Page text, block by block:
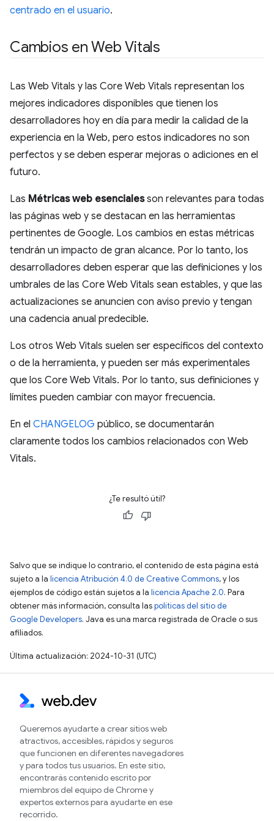
centrado en el usuario.
Cambios en Web Vitals
Las Web Vitals y las Core Web Vitals representan los
mejores indicadores disponibles que tienen los
desarrolladores hoy en día para medir la calidad de la
experiencia en la Web, pero estos indicadores no son
perfectos y se deben esperar mejoras o adiciones en el
futuro.
Las Métricas web esencialesson relevantes para todas
las páginas web y se destacan en las herramientas
pertinentes de Google. Los cambios en estas métricas
tendrán un impacto de gran alcance. Por lo tanto, los
desarrolladores deben esperar que las definiciones y los
umbrales de las Core Web Vitals sean estables, y que las
actualizaciones se anuncien con aviso previo y tengan
una cadencia anual predecible.
Los otros Web Vitals suelen ser específicos del contexto
o de la herramienta, y pueden ser más experimentales
que los Core Web Vitals. Por lo tanto, sus definiciones y
límites pueden cambiar con mayor frecuencia.
En el CHANGELOG público, se documentarán
claramente todos los cambios relacionados con Web
Vitals.
¿Te resultó útil?
Salvo que se indique lo contrario, el contenido de esta página está
sujeto a la licencia Atribución 4.0 de Creative Commons, y los
ejemplos de código están sujetos a la licencia Apache 2.0. Para
obtener más información, consulta laspolíticas del sitio de
Google Developers. Java es una marca registrada de Oracle o sus
afiliados.
Última actualización: 2024-10-31 (UTC)
Queremos ayudarte a crear sitios web
atractivos, accesibles, rápidos y seguros
que funcionen en diferentes navegadores
y para todos tus usuarios. En este sitio,
encontrarás contenido escrito por
miembros del equipo de Chrome y
expertos externos para ayudarte en ese
recorrido.